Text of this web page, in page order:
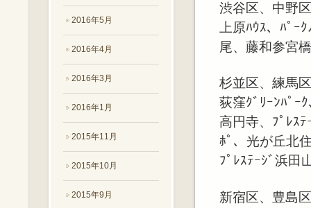
2016年5月
2016年4月
2016年3月
2016年1月
2015年11月
2015年10月
2015年9月
渋谷区、中野区
上原ﾊｳｽ、ﾊﾟｰ
尾、藤和参宮
杉並区、練馬
荻窪ｸﾞﾘｰﾝﾊﾟｰ
高円寺、ﾌﾟﾚｽ
ﾎﾟ、光が丘北
ﾌﾟﾚｽﾃｰｼﾞ浜田
新宿区、豊島区